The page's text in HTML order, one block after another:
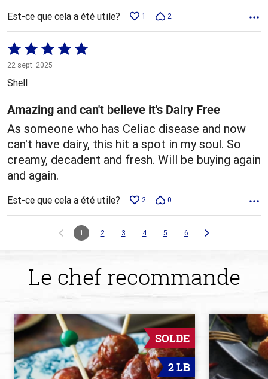
Est-ce que cela a été utile? 1 2
Coté
5 sur
5
22 sept. 2025
Shell
Amazing and can't believe it's Dairy Free
As someone who has Celiac disease and now
can't have dairy, this hit a spot in my soul. So
creamy, decadent and fresh. Will be buying again
and again.
Est-ce que cela a été utile? 2 0
1 2 3 4 5 6
Le chef recommande
SOLDE
2 LB